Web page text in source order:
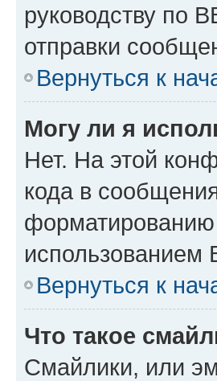
руководству по
отправки
Вернуться к
Могу ли я
Нет. На этой
кода в
использованием
Вернуться к
Что такое
Смайлики, или